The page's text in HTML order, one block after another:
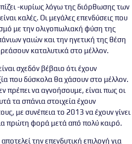
-κυρίως λόγω της διόρθωσης των
καλές. Οι μεγάλες επενδύσεις που
με την ολιγοπωλιακή φύση της
γαιών και την ηγετική της θέση
καταλυτικά στο μέλλον.
σχεδόν βέβαιο ότι έχουν
που δύσκολα θα χάσουν στο μέλλον.
πρέπει να αγνοήσουμε, είναι πως οι
τα σπάνια στοιχεία έχουν
με συνέπεια το 2013 να έχουν γίνει
πρώτη φορά μετά από πολύ καιρό.
την επενδυτική επιλογή για